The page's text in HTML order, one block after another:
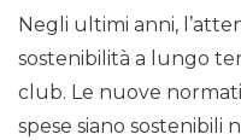
Negli ultimi anni,
sostenibilità a lungo
club. Le nuove
spese siano sostenibili